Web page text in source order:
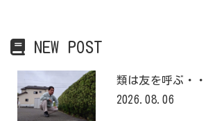
NEW POST
類は友を呼ぶ・・
2026.08.06